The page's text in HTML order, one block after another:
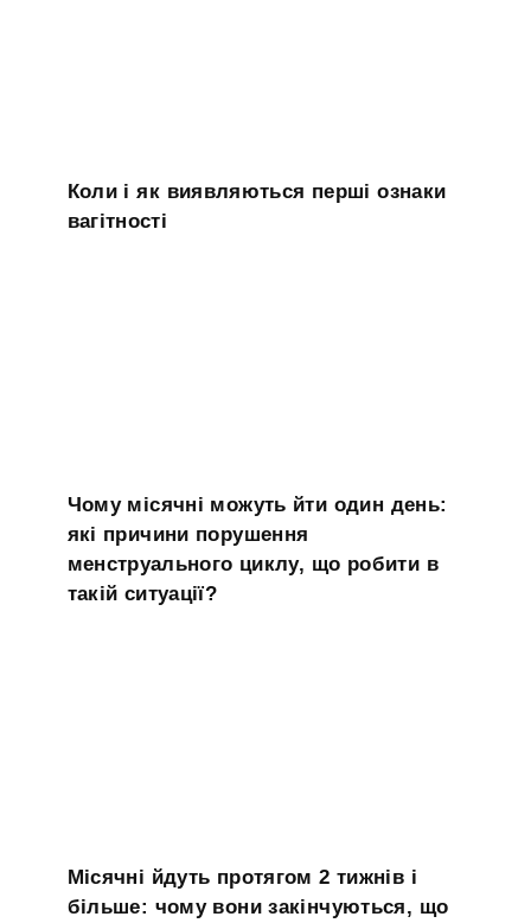
Коли і як виявляються перші ознаки
вагітності
Чому місячні можуть йти один день:
які причини порушення
менструального циклу, що робити в
такій ситуації?
Місячні йдуть протягом 2 тижнів і
більше: чому вони закінчуються, що